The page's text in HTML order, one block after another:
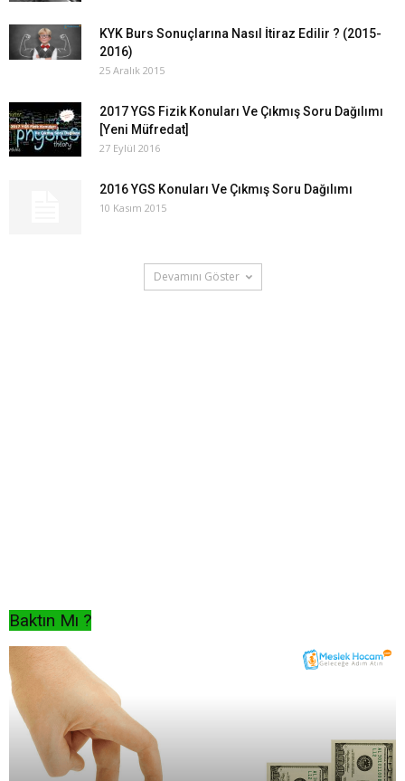
KYK Burs Sonuçlarına Nasıl İtiraz Edilir ? (2015-
2016)
25 Aralık 2015
2017 YGS Fizik Konuları Ve Çıkmış Soru Dağılımı
[Yeni Müfredat]
27 Eylül 2016
2016 YGS Konuları Ve Çıkmış Soru Dağılımı
10 Kasım 2015
Devamını Göster
Baktın Mı ?